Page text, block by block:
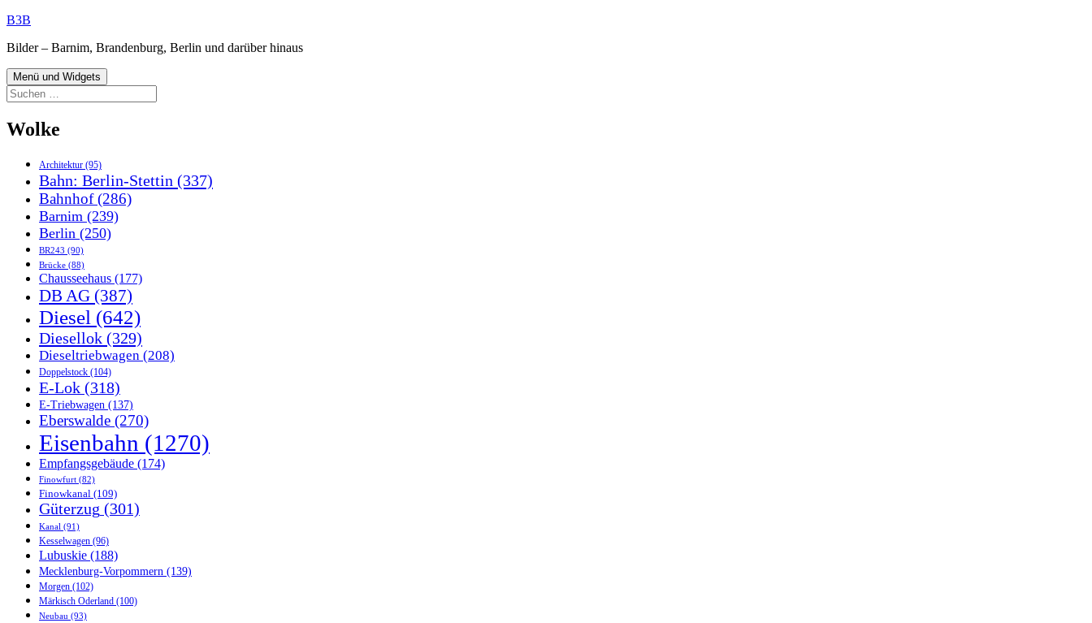
Zum
springen
B3B
Bilder – Barnim, Brandenburg, Berlin und darüber hinaus
Menü und Widgets
Suchen
nach:
Wolke
Architektur (95)
Bahn: Berlin-Stettin (337)
Bahnhof(286)
Barnim (239)
Berlin (250)
BR243 (90)
Brücke (88)
Chausseehaus (177)
DB AG (387)
Diesel (642)
Diesellok (329)
Dieseltriebwagen (208)
Doppelstock (104)
E-Lok (318)
E-Triebwagen (137)
Eberswalde (270)
Eisenbahn (1270)
Empfangsgebäude (174)
Finowfurt (82)
Finowkanal (109)
Güterzug (301)
Kanal (91)
Kesselwagen (96)
Lubuskie (188)
Mecklenburg-Vorpommern (139)
Morgen (102)
Märkisch Oderland (100)
Neubau (93)